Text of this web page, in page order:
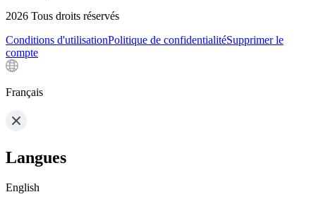
2026 Tous droits réservés
Conditions d'utilisationPolitique de confidentialitéSupprimer le
compte
Français
Langues
English